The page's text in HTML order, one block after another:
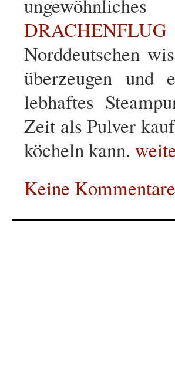
DRACHENFLUG
Norddeutschen
überzeugen
lebhaftes
Zeit als Pulver
köcheln kann.
Keine Kommentare